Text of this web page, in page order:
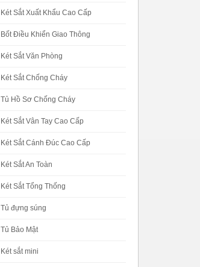
Két Sắt Xuất Khẩu Cao Cấp
Bốt Điều Khiển Giao Thông
Két Sắt Văn Phòng
Két Sắt Chống Cháy
Tủ Hồ Sơ Chống Cháy
Két Sắt Vân Tay Cao Cấp
Két Sắt Cánh Đúc Cao Cấp
Két Sắt An Toàn
Két Sắt Tổng Thống
Tủ đựng súng
Tủ Bảo Mật
Két sắt mini